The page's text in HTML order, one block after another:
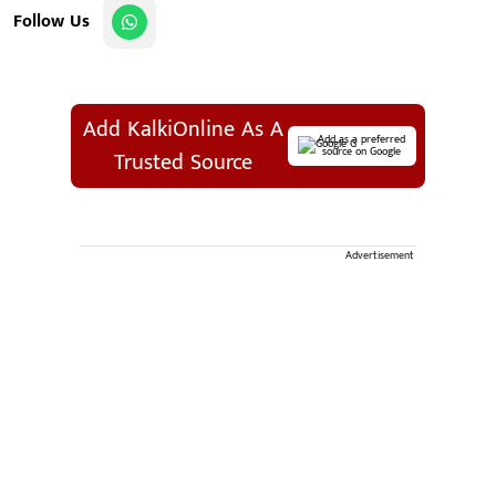
Follow Us
Add KalkiOnline As A
Trusted Source
Add as a preferred
source on Google
Advertisement